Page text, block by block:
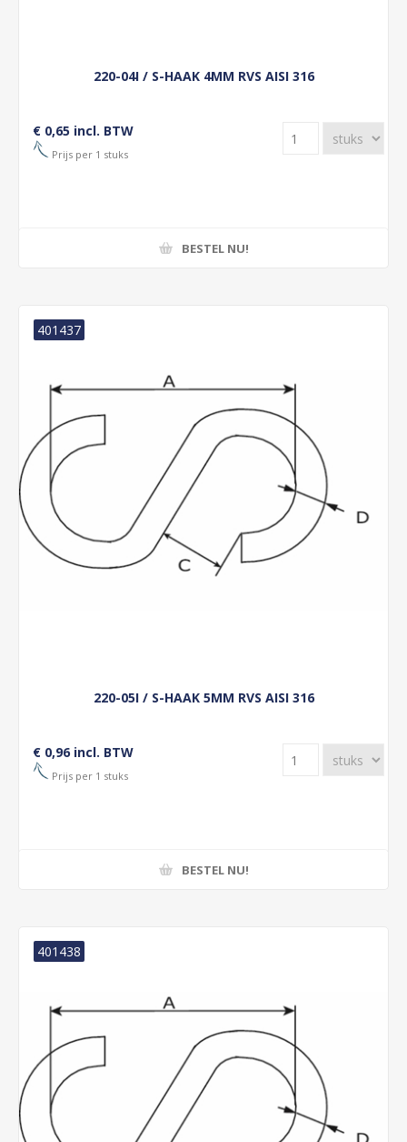
220-04I / S-HAAK 4MM RVS AISI 316
€ 0,65 incl. BTW
Prijs per 1 stuks
BESTEL NU!
220-05I / S-HAAK 5MM RVS AISI 316
401437
€ 0,96 incl. BTW
Prijs per 1 stuks
BESTEL NU!
401438